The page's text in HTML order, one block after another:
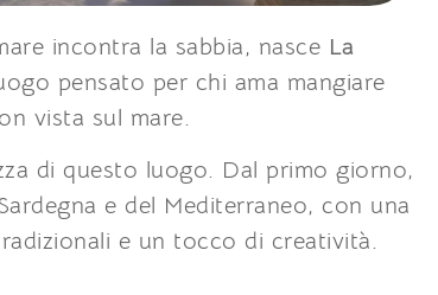
incontra la sabbia, nasce La
pensato per chi ama mangiare
vista sul mare.
di questo luogo. Dal primo giorno,
e del Mediterraneo, con una
e un tocco di creatività.